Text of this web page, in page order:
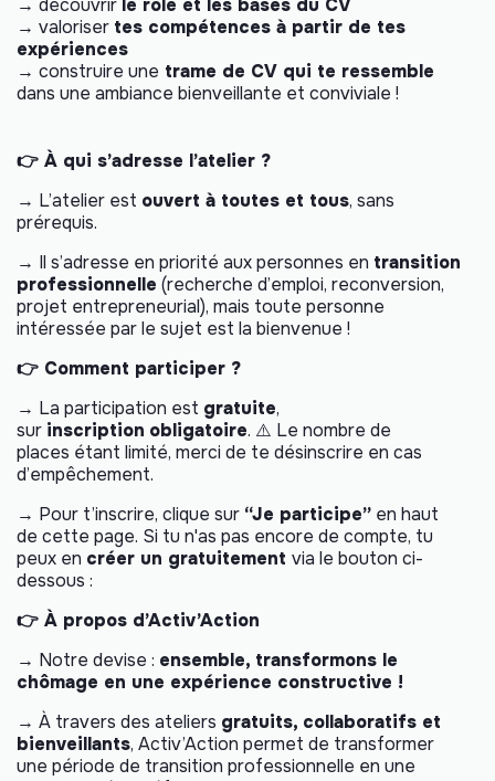
→ découvrir le rôle et les bases du CV
→ valoriser tes compétences à partir de tes
expériences
→ construire une trame de CV qui te ressemble
dans une ambiance bienveillante et conviviale !
👉 À qui s’adresse l’atelier ?
→ L’atelier est ouvert à toutes et tous, sans
prérequis.
→ Il s’adresse en priorité aux personnes en transition
professionnelle (recherche d’emploi, reconversion,
projet entrepreneurial), mais toute personne
intéressée par le sujet est la bienvenue !
👉 Comment participer ?
→ La participation est gratuite,
sur inscription obligatoire. ⚠️ Le nombre de
places étant limité, merci de te désinscrire en cas
d’empêchement.
→ Pour t’inscrire, clique sur “Je participe” en haut
de cette page. Si tu n'as pas encore de compte, tu
peux en créer un gratuitement via le bouton ci-
dessous :
👉 À propos d’Activ’Action
→ Notre devise : ensemble, transformons le
chômage en une expérience constructive !
→ À travers des ateliers gratuits, collaboratifs et
bienveillants, Activ’Action permet de transformer
une période de transition professionnelle en une